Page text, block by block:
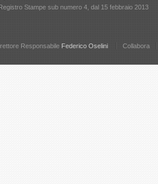
Stampe sub numero 4, dal 15 febbraio 2013
Responsabile Federico Oselini Collabora